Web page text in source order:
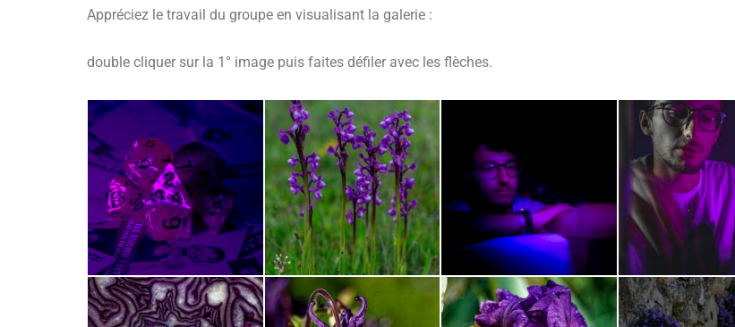
Appréciez le travail du groupe en visualisant la galerie :
double cliquer sur la 1° image puis faites défiler avec les flèches.